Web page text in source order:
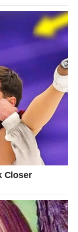
da se trud i
za
ispunjen
koji će vam
će vam
biti stabilnija, a
toplinom i
svoju
period
postati početak